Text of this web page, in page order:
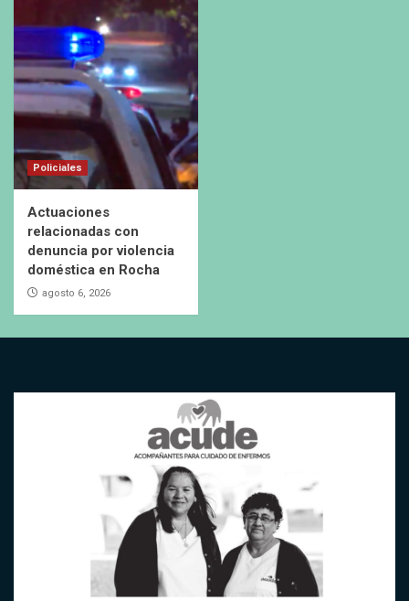
Policiales
Actuaciones
relacionadas con
denuncia por violencia
doméstica en Rocha
agosto 6, 2026